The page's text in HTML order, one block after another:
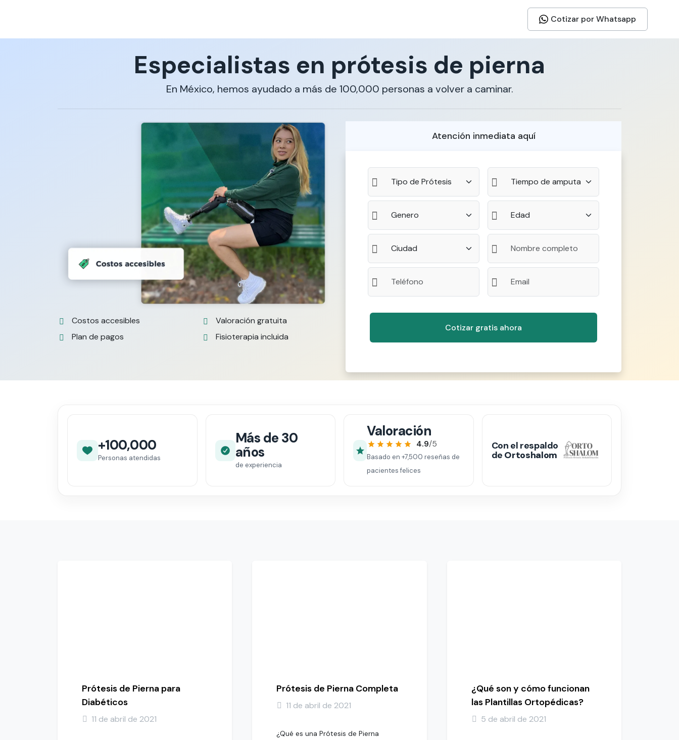
Cotizar por Whatsapp
Especialistas en prótesis de pierna
En México, hemos ayudado a más de 100,000 personas a volver a caminar.
Costos accesibles
Plan de pagos
Valoración gratuita
Fisioterapia incluida
Atención inmediata aquí
+100,000
Personas atendidas
Más de 30
años
de experiencia
Valoración
4.9/5
Basado en+7,500 reseñas de
pacientes felices
Con el respaldo
de Ortoshalom
Prótesis de Pierna para
Diabéticos
11 de abril de 2021
Prótesis de Pierna Completa
11 de abril de 2021
¿Qué es una Prótesis de Pierna
¿Qué son y cómo funcionan
las Plantillas Ortopédicas?
5 de abril de 2021